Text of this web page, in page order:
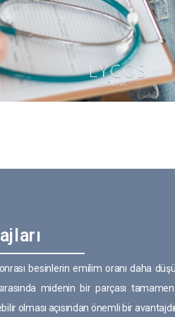
besinlerin emilim oranı daha
midenin bir parçası tamamen
olması açısından önemli bir